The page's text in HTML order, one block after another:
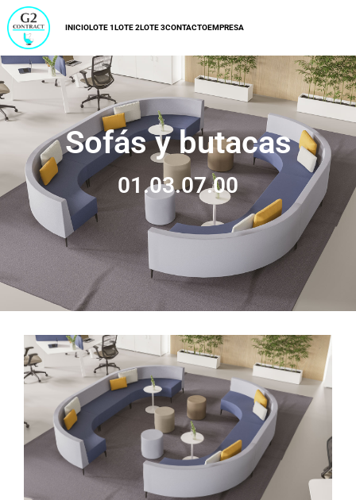
INICIOLOTE 1 LOTE 2LOTE 3CONTACTOEMPRESA
Sofás y butacas
01.03.07.00